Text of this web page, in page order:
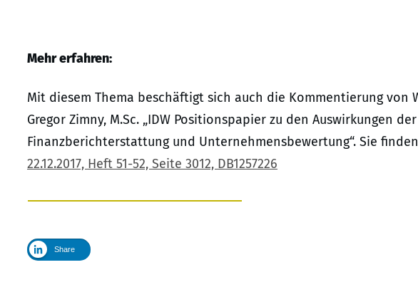
Mehr erfahren:
Mit diesem Thema beschäftigt sich auch die Kommentierung von
Gregor Zimny, M.Sc. „IDW Positionspapier zu den Auswirkungen
Finanzberichterstattung und Unternehmensbewertung“. Sie
22.12.2017, Heft 51-52, Seite 3012, DB1257226
Share